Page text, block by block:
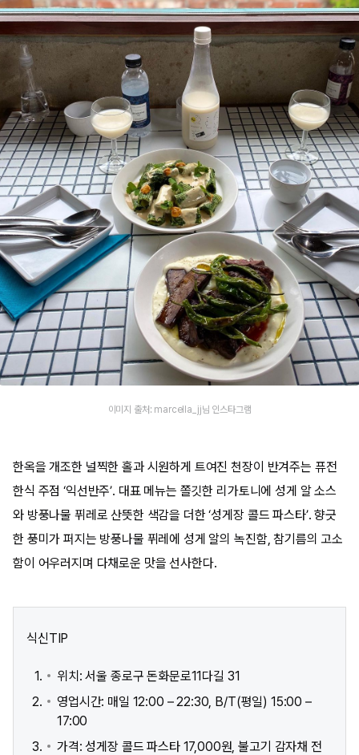
이미지 출처: marcella_jj님 인스타그램
한옥을 개조한 널찍한 홀과 시원하게 트여진 천장이 반겨주는 퓨전
한식 주점 ‘익선반주’. 대표 메뉴는 쫄깃한 리가토니에 성게 알 소스
와 방풍나물 퓌레로 산뜻한 색감을 더한 ‘성게장 콜드 파스타’. 향긋
한 풍미가 퍼지는 방풍나물 퓌레에 성게 알의 녹진함, 참기름의 고소
함이 어우러지며 다채로운 맛을 선사한다.
식신TIP
위치: 서울 종로구 돈화문로11다길 31
영업시간: 매일 12:00 – 22:30, B/T(평일) 15:00 –
17:00
가격: 성게장 콜드 파스타 17,000원, 불고기 감자채 전